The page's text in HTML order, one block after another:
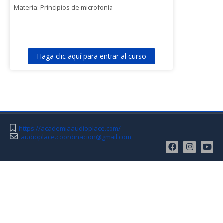
Materia: Principios de microfonía
Haga clic aquí para entrar al curso
https://academiaaudioplace.com/
audioplace.coordinacion@gmail.com